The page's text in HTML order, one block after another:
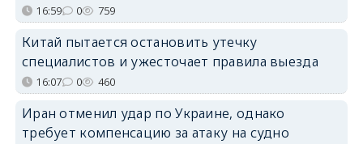
16:59 0 759
Китай пытается остановить утечку
специалистов и ужесточает правила выезда
16:07 0 460
Иран отменил удар по Украине, однако
требует компенсацию за атаку на судно